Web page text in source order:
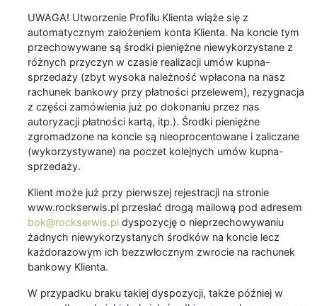
UWAGA! Utworzenie Profilu Klienta wiąże się z
automatycznym założeniem konta Klienta. Na koncie tym
przechowywane są środki pieniężne niewykorzystane z
różnych przyczyn w czasie realizacji umów kupna-
sprzedaży (zbyt wysoka należność wpłacona na nasz
rachunek bankowy przy płatności przelewem), rezygnacja
z części zamówienia już po dokonaniu przez nas
autoryzacji płatności kartą, itp.). Środki pieniężne
zgromadzone na koncie są nieoprocentowane i zaliczane
(wykorzystywane) na poczet kolejnych umów kupna-
sprzedaży.
Klient może już przy pierwszej rejestracji na stronie
www.rockserwis.pl przesłać drogą mailową pod adresem
bok@rockserwis.pl dyspozycję o nieprzechowywaniu
żadnych niewykorzystanych środków na koncie lecz
każdorazowym ich bezzwłocznym zwrocie na rachunek
bankowy Klienta.
W przypadku braku takiej dyspozycji, także później w